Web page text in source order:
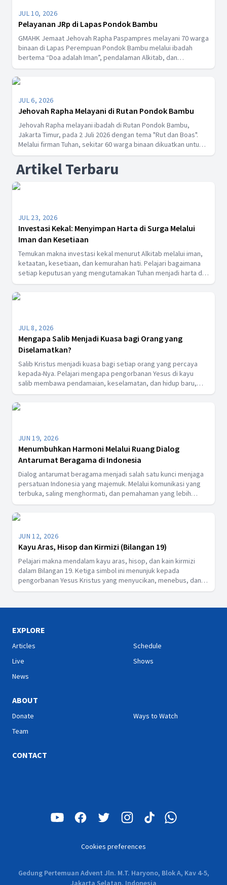
JUL 10, 2026
Pelayanan JRp di Lapas Pondok Bambu
GMAHK Jemaat Jehovah Rapha Paspampres melayani 70 warga
binaan di Lapas Perempuan Pondok Bambu melalui ibadah
bertema “Doa adalah Iman”, pendalaman Alkitab, dan
pembagian makan siang. Kegiatan ini menguatkan iman,
pengharapan, serta semangat berserah kepada Tuhan.
JUL 6, 2026
Jehovah Rapha Melayani di Rutan Pondok Bambu
Jehovah Rapha melayani ibadah di Rutan Pondok Bambu,
Jakarta Timur, pada 2 Juli 2026 dengan tema "Rut dan Boas".
Melalui firman Tuhan, sekitar 60 warga binaan dikuatkan untuk
hidup dalam kesetiaan kepada Tuhan, disertai pembagian
makan siang dan kesaksian yang menguatkan iman peserta.
Artikel Terbaru
JUL 23, 2026
Investasi Kekal: Menyimpan Harta di Surga Melalui
Iman dan Kesetiaan
Temukan makna investasi kekal menurut Alkitab melalui iman,
ketaatan, kesetiaan, dan kemurahan hati. Pelajari bagaimana
setiap keputusan yang mengutamakan Tuhan menjadi harta di
surga serta membawa berkat bagi kehidupan sekarang
maupun kehidupan yang kekal.
JUL 8, 2026
Mengapa Salib Menjadi Kuasa bagi Orang yang
Diselamatkan?
Salib Kristus menjadi kuasa bagi setiap orang yang percaya
kepada-Nya. Pelajari mengapa pengorbanan Yesus di kayu
salib membawa pendamaian, keselamatan, dan hidup baru,
sekaligus menjadi pembeda antara mereka yang menerima
dan menolak anugerah Allah.
JUN 19, 2026
Menumbuhkan Harmoni Melalui Ruang Dialog
Antarumat Beragama di Indonesia
Dialog antarumat beragama menjadi salah satu kunci menjaga
persatuan Indonesia yang majemuk. Melalui komunikasi yang
terbuka, saling menghormati, dan pemahaman yang lebih
dalam, masyarakat dapat membangun toleransi, memperkuat
persaudaraan, serta menciptakan kehidupan yang damai.
JUN 12, 2026
Kayu Aras, Hisop dan Kirmizi (Bilangan 19)
Pelajari makna mendalam kayu aras, hisop, dan kain kirmizi
dalam Bilangan 19. Ketiga simbol ini menunjuk kepada
pengorbanan Yesus Kristus yang menyucikan, menebus, dan
memberikan hidup kekal bagi manusia melalui kematian-Nya di
EXPLORE
Articles
Live
News
Schedule
Shows
ABOUT
Donate
Team
Ways to Watch
CONTACT
Cookies preferences
Gedung Pertemuan Advent Jln. M.T. Haryono, Blok A, Kav 4-5,
Jakarta Selatan, Indonesia